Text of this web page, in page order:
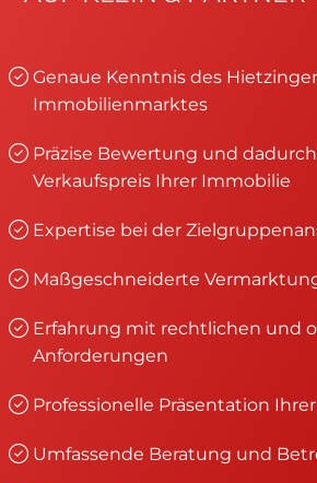
Genaue Kenntnis des Hietzinger
Immobilienmarktes
Präzise Bewertung und
Verkaufspreis Ihrer Immobilie
Expertise bei der
Maßgeschneiderte
Erfahrung mit rechtlichen und
Anforderungen
Professionelle Präsentation
Umfassende Beratung und